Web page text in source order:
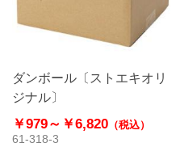
ダンボール〔ストエキオリ
ジナル〕
￥979～ ￥6,820 （税込）
61-318-3